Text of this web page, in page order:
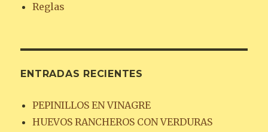
Reglas
ENTRADAS RECIENTES
PEPINILLOS EN VINAGRE
HUEVOS RANCHEROS CON VERDURAS